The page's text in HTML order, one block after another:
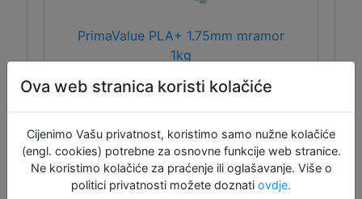
PrimaValue PLA+ 1.75mm mramor
1kg
PrimaValue PLA+ čvršći je od standardnog
PLA filamenta što ga čini idealnim za print
funkcionalnih komada ili izradu prototipova,
u ovoj varijanti imitira izgled mramora.
Ova web stranica koristi kolačiće
Cijenimo Vašu privatnost, koristimo samo nužne kolačiće
(engl. cookies) potrebne za osnovne funkcije web stranice.
Ne koristimo kolačiće za praćenje ili oglašavanje. Više o
politici privatnosti možete doznati ovdje.